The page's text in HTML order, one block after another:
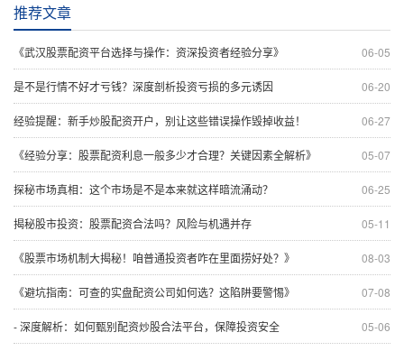
推荐文章
06-05
《武汉股票配资平台选择与操作：资深投资者经验分享》
06-20
是不是行情不好才亏钱？深度剖析投资亏损的多元诱因
06-27
经验提醒：新手炒股配资开户，别让这些错误操作毁掉收益！
05-07
《经验分享：股票配资利息一般多少才合理？关键因素全解析》
06-25
探秘市场真相：这个市场是不是本来就这样暗流涌动？
05-11
揭秘股市投资：股票配资合法吗？风险与机遇并存
08-03
《股票市场机制大揭秘！咱普通投资者咋在里面捞好处？》
07-08
《避坑指南：可查的实盘配资公司如何选？这陷阱要警惕》
05-06
- 深度解析：如何甄别配资炒股合法平台，保障投资安全